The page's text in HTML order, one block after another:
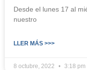
Desde el lunes 17 al
nuestro
LLER MÁS >>>
8 octubre, 2022 3:18 pm